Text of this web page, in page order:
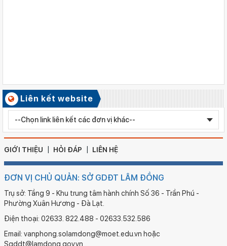
Số ký hiệu: 2577/QĐ-SGDĐT
Ngày ban hành: 05/08/2026
Chỉnh sửa bằng TN THPT LÊ HUỲNH NHƯ HẬU
Liên kết website
GIỚI THIỆU HỎI ĐÁP LIÊN HỆ
ĐƠN VỊ CHỦ QUẢN: SỞ GDĐT LÂM ĐỒNG
Trụ sở: Tầng 9 - Khu trung tâm hành chính Số 36 - Trần Phú -
Phường Xuân Hương - Đà Lạt.
Điện thoại: 02633. 822.488 - 02633.532.586
Email: vanphong.solamdong@moet.edu.vn hoặc
Sgddt@lamdong.gov.vn